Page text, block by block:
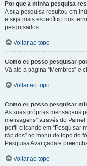
Por que a minha pesquisa
A sua pesquisa resultou em
e seja mais específico nos
pesquisados.
Voltar ao topo
Como eu posso pesquisar
Vá até a página “Membros” e
Voltar ao topo
Como eu posso pesquisar
As suas próprias mensagens
mensagens” através do
perfil clicando em “Pesquisar
rápidos” no menu do topo do
Pesquisa Avançada e
Voltar ao topo